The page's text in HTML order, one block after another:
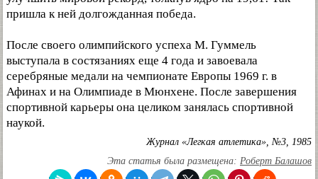
пришла к ней долгожданная победа.
После своего олимпийского успеха М. Гуммель
выступала в состязаниях еще 4 года и завоевала
серебряные медали на чемпионате Европы 1969 г. в
Афинах и на Олимпиаде в Мюнхене. После завершения
спортивной карьеры она целиком занялась спортивной
наукой.
Журнал «Легкая атлетика», №3, 1985
Эта статья была размещена: Роберт Балашов